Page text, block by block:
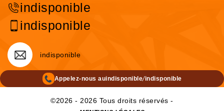
indisponible
indisponible
indisponible
Appelez-nous auindisponible/indisponible
©2026 - 2026 Tous droits réservés -